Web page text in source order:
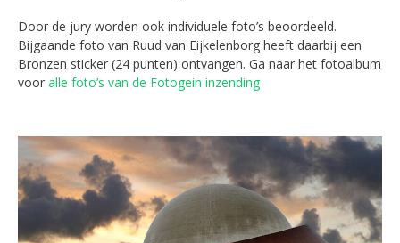
Door de jury worden ook individuele foto’s beoordeeld.
Bijgaande foto van Ruud van Eijkelenborg heeft daarbij een
Bronzen sticker (24 punten) ontvangen. Ga naar het fotoalbum
voor alle foto’s van de Fotogein inzending